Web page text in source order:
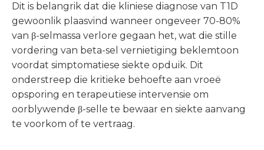
Dit is belangrik dat die kliniese diagnose van T1D
gewoonlik plaasvind wanneer ongeveer 70-80%
van β-selmassa verlore gegaan het, wat die stille
vordering van beta-sel vernietiging beklemtoon
voordat simptomatiese siekte opduik. Dit
onderstreep die kritieke behoefte aan vroeë
opsporing en terapeutiese intervensie om
oorblywende β-selle te bewaar en siekte aanvang
te voorkom of te vertraag.